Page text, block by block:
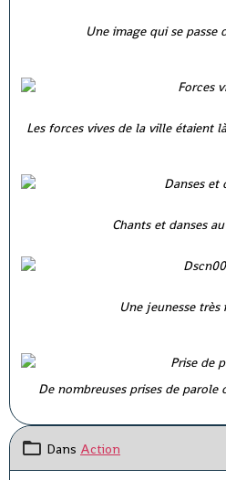
Une image qui se passe
Les forces vives de la ville étaient
Chants et danses
Une jeunesse très
De nombreuses prises de
Dans Action